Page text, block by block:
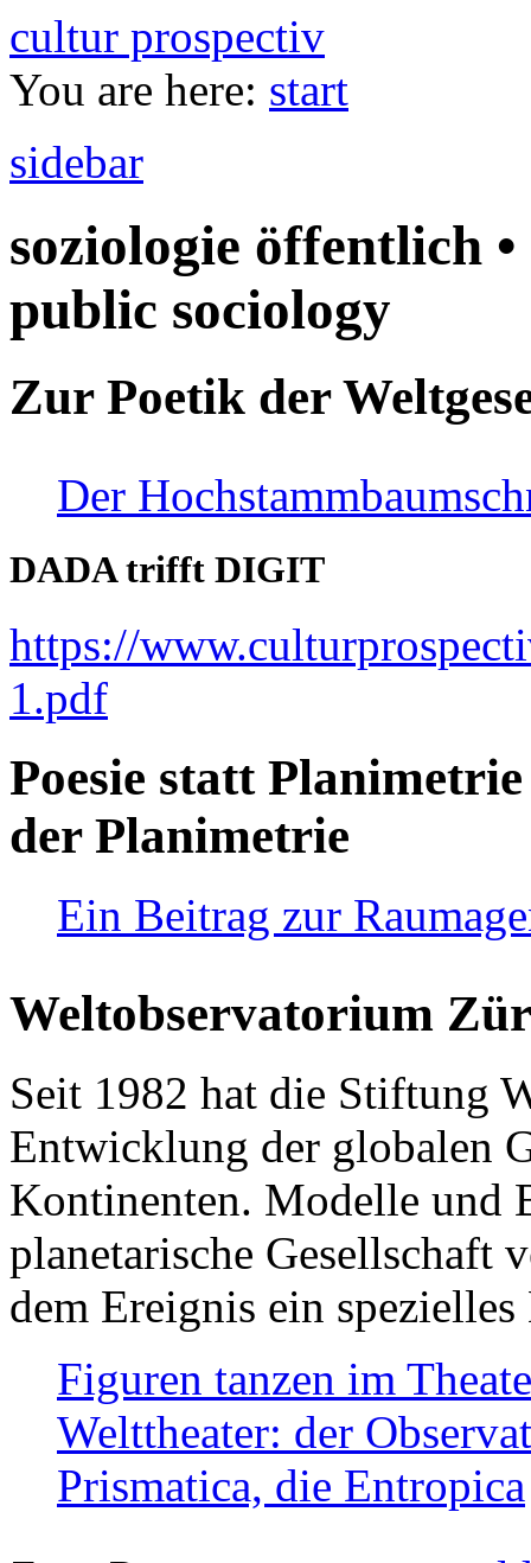
cultur prospectiv
You are here: start
sidebar
soziologie öffentlich
public sociology
Zur Poetik der
Der
DADA trifft DIGIT
https://
1.pdf
Poesie statt
der Planimetrie
Ein Beitrag zur
Weltobservatorium
Seit 1982 hat die Stiftung
Entwicklung der globalen
Kontinenten. Modelle und
planetarische Gesellschaft
dem Ereignis ein
Figuren tanzen im
Welttheater: der
Prismatica, die Entropica